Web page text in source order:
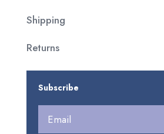
Shipping
Returns
Subscribe